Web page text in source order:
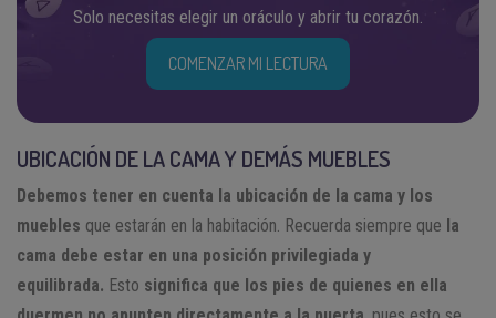
Solo necesitas elegir un oráculo y abrir tu corazón.
COMENZAR MI LECTURA
UBICACIÓN DE LA CAMA Y DEMÁS MUEBLES
Debemos tener en cuenta la ubicación de la cama y los
muebles que estarán en la habitación. Recuerda siempre que la
cama debe estar en una posición privilegiada y
equilibrada. Esto significa que los pies de quienes en ella